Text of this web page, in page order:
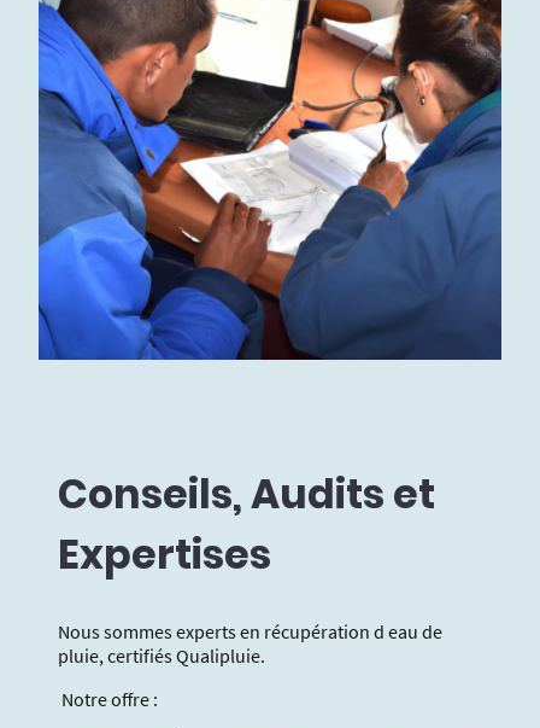
Conseils, Audits et
Expertises
Nous sommes experts en récupération d eau de
pluie, certifiés Qualipluie.
Notre offre :